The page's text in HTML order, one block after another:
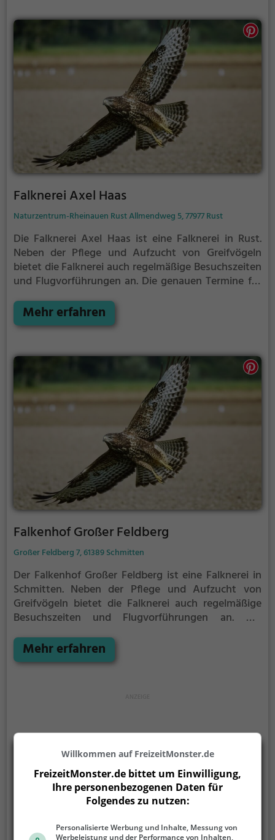
Falknerei Axel Haas
Naturzentrum-Rheinauen Rust Allmendweg 5, 77977 Rust
Die Falknerei Axel Haas ist eine Falknerei in Rust.
Neben der Pflege und Aufzucht von Greifvögeln
bietet die Falknerei auch regelmäßige Besuchszeiten
und Flugvorführungen an. Die genauen Termine für
Mehr erfahren
Falkenhof Großer Feldberg
Großer Feldberg 7, 61389 Schmitten
Der Falkenhof Großer Feldberg ist eine Falknerei in
Schmitten. Neben der Pflege und Aufzucht von
Greifvögeln bietet die Falknerei auch regelmäßige
Besuchszeiten und Flugvorführungen an. Die
der Website
Mehr erfahren
Willkommen auf FreizeitMonster.de
FreizeitMonster.de bittet um Einwilligung,
Ihre personenbezogenen Daten für
Folgendes zu nutzen:
Personalisierte Werbung und Inhalte, Messung von
Werbeleistung und der Performance von Inhalten,